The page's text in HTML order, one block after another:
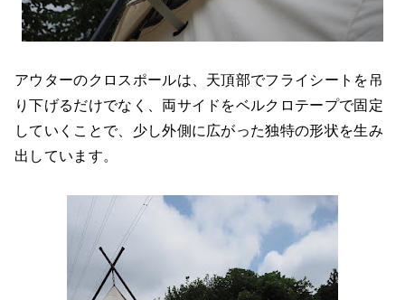
アウターのクロスポールは、天頂部でフライシートを吊
り下げるだけでなく、両サイドをベルクロテープで固定
していくことで、少し外側に広がった独特の形状を生み
出しています。